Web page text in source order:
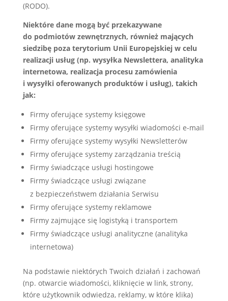
(RODO).
Niektóre dane mogą być przekazywane
do podmiotów zewnętrznych, również mających
siedzibę poza terytorium Unii Europejskiej w celu
realizacji usług (np. wysyłka Newslettera, analityka
internetowa, realizacja procesu zamówienia
i wysyłki oferowanych produktów i usług), takich
jak:
Firmy oferujące systemy księgowe
Firmy oferujące systemy wysyłki wiadomości e-mail
Firmy oferujące systemy wysyłki Newsletterów
Firmy oferujące systemy zarządzania treścią
Firmy świadczące usługi hostingowe
Firmy świadczące usługi związane
z bezpieczeństwem działania Serwisu
Firmy oferujące systemy reklamowe
Firmy zajmujące się logistyką i transportem
Firmy świadczące usługi analityczne (analityka
internetowa)
Na podstawie niektórych Twoich działań i zachowań
(np. otwarcie wiadomości, kliknięcie w link, strony,
które użytkownik odwiedza, reklamy, w które klika)